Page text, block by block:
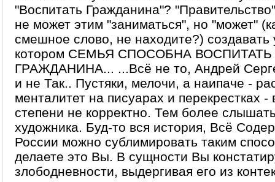
"Воспитать Гражданина"?
не может этим "заниматься", но "может"
смешное слово, не находите?) создавать
котором СЕМЬЯ СПОСОБНА ВОСПИТАТЬ
ГРАЖДАНИНА... ...Всё не то, Андрей
и не Так.. Пустяки, мелочи, а наипаче -
менталитет на писуарах и перекрестках
степени не корректно. Тем более
художника. Буд-то вся история, Всё
России можно сублимировать таким
делаете это Вы. В сущности Вы
злободневности, выдергивая его из